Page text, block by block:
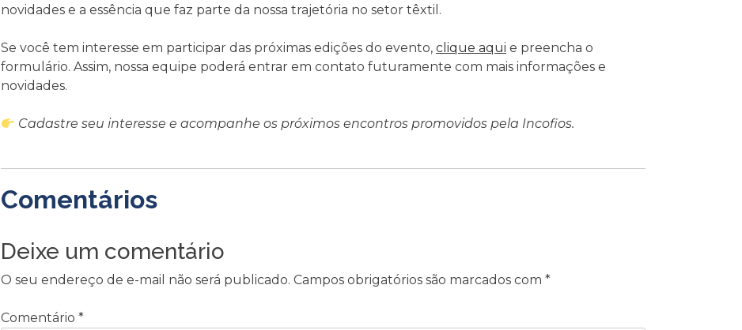
novidades e a essência que faz parte da nossa trajetória no setor têxtil.
Se você tem interesse em participar das próximas edições do evento, clique aqui e preencha o
formulário. Assim, nossa equipe poderá entrar em contato futuramente com mais informações e
novidades.
Cadastre seu interesse e acompanhe os próximos encontros promovidos pela Incofios.
Comentários
Deixe um comentário
O seu endereço de e-mail não será publicado. Campos obrigatórios são marcados com *
Comentário *